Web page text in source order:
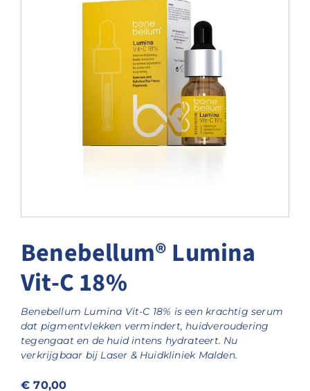
Benebellum® Lumina
Vit-C 18%
Benebellum Lumina Vit-C 18% is een krachtig serum
dat pigmentvlekken vermindert, huidveroudering
tegengaat en de huid intens hydrateert. Nu
verkrijgbaar bij Laser & Huidkliniek Malden.
€ 70,00